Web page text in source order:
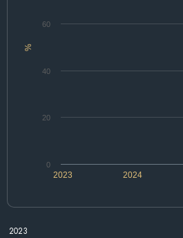
%
2024
2023
0
20
40
60
2023